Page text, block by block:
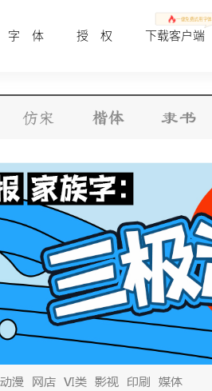
字 体 授 权
一健免费试用字体
下载客户端
动漫 网店 VI类 影视 印刷 媒体